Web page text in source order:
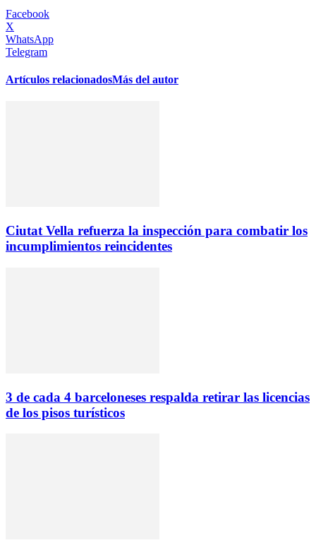
Facebook
X
WhatsApp
Telegram
Artículos relacionadosMás del autor
Ciutat Vella refuerza la inspección para combatir los
incumplimientos reincidentes
3 de cada 4 barceloneses respalda retirar las licencias
de los pisos turísticos